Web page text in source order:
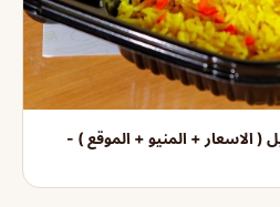
( الاسعار + المنيو + الموقع ) -